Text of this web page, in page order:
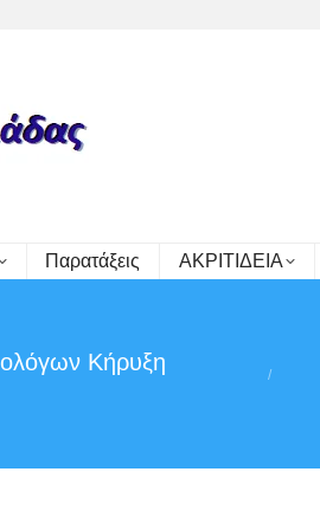
Παρατάξεις ΑΚΡΙΤΙΔΕΙΑ
Κήρυξη